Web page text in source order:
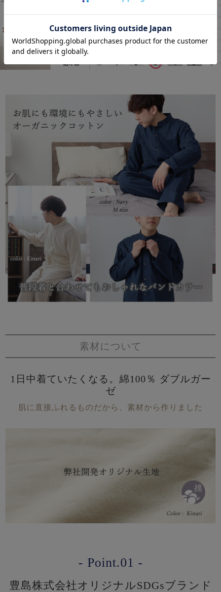
素材について
1日中着ていたくなる。綿100％ ダブルガー
ゼ
肌に直接ふれるものだから、素材から作りました
- Point.01 -
豊島株式会社オリジナルSDGsブランド